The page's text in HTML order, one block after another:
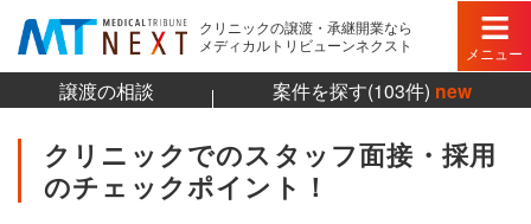
クリニックの譲渡・承継開業なら
メディカルトリビューンネクスト
メニュー
譲渡の相談 案件を探す(103件) new
クリニックでのスタッフ面接・採用
のチェックポイント！